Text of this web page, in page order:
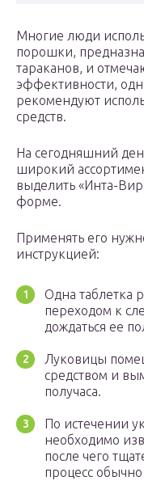
Многие люди
порошки,
тараканов, и
эффективности,
рекомендуют
средств.
На сегодняшний
широкий
выделить «Инта-
форме.
Применять его
инструкцией:
Одна таблетка
переходом к
дождаться ее
Луковицы
средством и
получаса.
По истечении
необходимо
после чего
процесс